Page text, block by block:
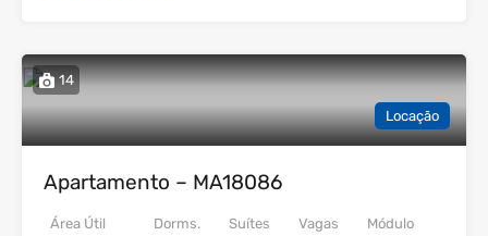
14
Locação
Apartamento – MA18086
Dorms.
Área Útil
Vagas
Suítes
Módulo